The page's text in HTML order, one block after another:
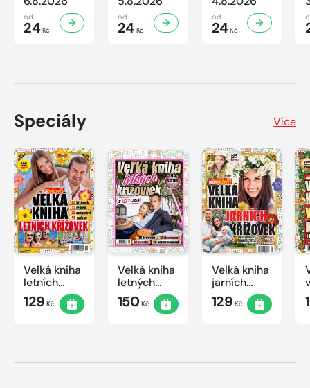
od
24Kč
od
24Kč
od
24Kč
Speciály Více
Velká kniha
letních
křížovek
2026
129 Kč
Velká kniha
letných
krížoviek s
TV JOJ
150Kč
Velká kniha
jarních
křížovek
2026
129 Kč